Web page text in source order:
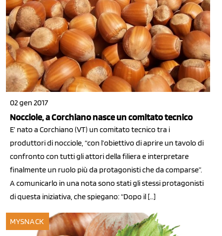
02 gen 2017
Nocciole, a Corchiano nasce un comitato tecnico
E’ nato a Corchiano (VT) un comitato tecnico tra i
produttori di nocciole, “con l’obiettivo di aprire un tavolo di
confronto con tutti gli attori della filiera e interpretare
finalmente un ruolo più da protagonisti che da comparse”.
A comunicarlo in una nota sono stati gli stessi protagonisti
di questa iniziativa, che spiegano: “Dopo il […]
MYSNACK